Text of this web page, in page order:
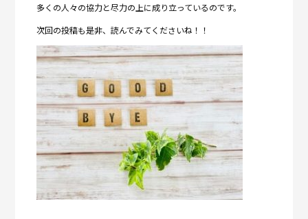
多くの人々の協力と尽力の上に成り立っているのです。
次回の投稿も是非、読んでみてくださいね！！